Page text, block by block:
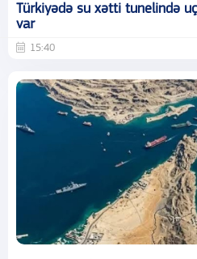
Türkiyədə su xətti tunelində
var
15:40